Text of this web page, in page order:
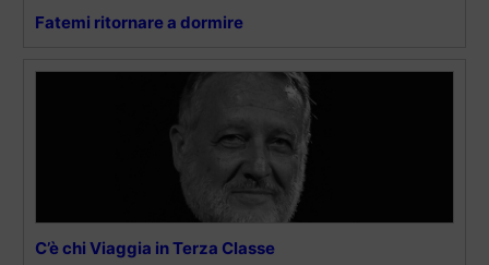
Fatemi ritornare a dormire
C’è chi Viaggia in Terza Classe